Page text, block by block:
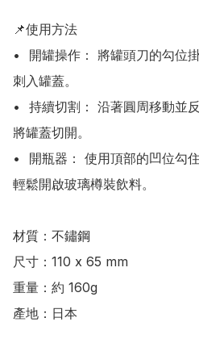
📌使用方法
•	開罐操作： 將罐頭刀的勾位掛在罐頭邊緣，讓刀刃垂直
刺入罐蓋。
•	持續切割： 沿著圓周移動並反覆下壓，像槓桿原理一樣
將罐蓋切開。
•	開瓶器： 使用頂部的凹位勾住瓶蓋邊緣向上撬開，即可
輕鬆開啟玻璃樽裝飲料。
材質：不鏽鋼
尺寸：110 x 65 mm
重量：約 160g
產地：日本